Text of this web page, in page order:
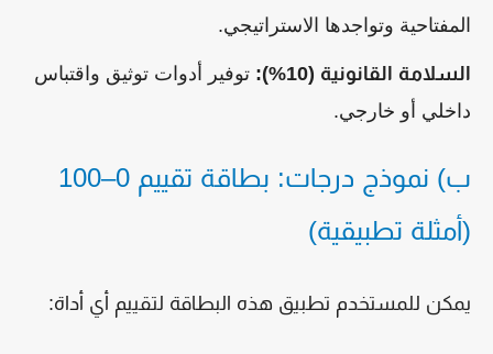
المفتاحية وتواجدها الاستراتيجي.
السلامة القانونية (10%):
توفير أدوات توثيق واقتباس
داخلي أو خارجي.
ب) نموذج درجات: بطاقة تقييم 0–100
(أمثلة تطبيقية)
يمكن للمستخدم تطبيق هذه البطاقة لتقييم أي أداة: